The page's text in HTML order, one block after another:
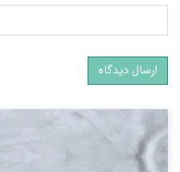
ارسال دیدگاه